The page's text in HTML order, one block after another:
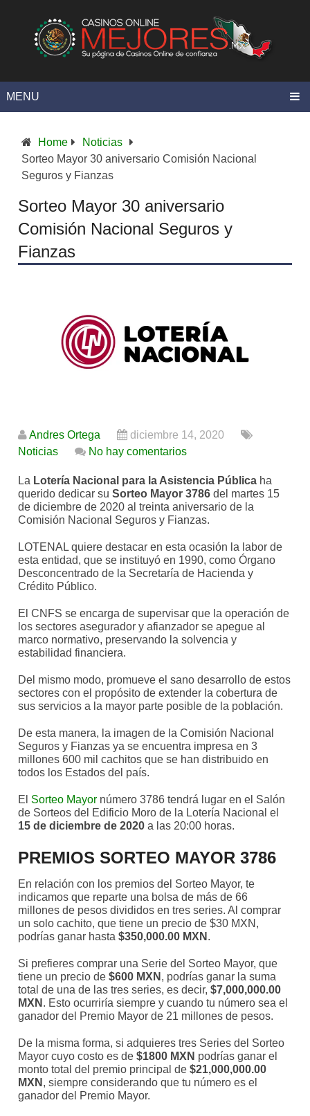
MENU
Home
Noticias
Sorteo Mayor 30 aniversario Comisión Nacional
Seguros y Fianzas
Sorteo Mayor 30 aniversario
Comisión Nacional Seguros y
Fianzas
Andres Ortega
diciembre 14, 2020
Noticias
No hay comentarios
La Lotería Nacional para la Asistencia Pública ha
querido dedicar suSorteo Mayor 3786 del martes 15
de diciembre de 2020 al treinta aniversario de la
Comisión Nacional Seguros y Fianzas.
LOTENAL quiere destacar en esta ocasión la labor de
esta entidad, que se instituyó en 1990, como Órgano
Desconcentrado de la Secretaría de Hacienda y
Crédito Público.
El CNFS se encarga de supervisar que la operación de
los sectores asegurador y afianzador se apegue al
marco normativo, preservando la solvencia y
estabilidad financiera.
Del mismo modo, promueve el sano desarrollo de estos
sectores con el propósito de extender la cobertura de
sus servicios a la mayor parte posible de la población.
De esta manera, la imagen de la Comisión Nacional
Seguros y Fianzas ya se encuentra impresa en 3
millones 600 mil cachitos que se han distribuido en
todos los Estados del país.
El Sorteo Mayor número 3786 tendrá lugar en el Salón
de Sorteos del Edificio Moro de la Lotería Nacional el
15 de diciembre de 2020 a las 20:00 horas.
PREMIOS SORTEO MAYOR 3786
En relación con los premios del Sorteo Mayor, te
indicamos que reparte una bolsa de más de 66
millones de pesos divididos en tres series. Al comprar
un solo cachito, que tiene un precio de $30 MXN,
podrías ganar hasta$350,000.00 MXN .
Si prefieres comprar una Serie del Sorteo Mayor, que
tiene un precio de$600 MXN , podrías ganar la suma
total de una de las tres series, es decir,$7,000,000.00
MXN . Esto ocurriría siempre y cuando tu número sea el
ganador del Premio Mayor de 21 millones de pesos.
De la misma forma, si adquieres tres Series del Sorteo
Mayor cuyo costo es de$1800 MXN podrías ganar el
monto total del premio principal de$21,000,000.00
MXN , siempre considerando que tu número es el
ganador del Premio Mayor.